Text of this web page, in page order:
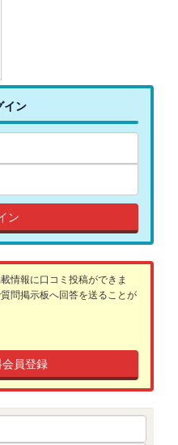
イン
ン
情報に口コミ投稿ができま
問掲示板へ回答を送ることが
員登録